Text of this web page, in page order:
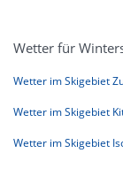
Wetter für
Wetter im Skigebiet
Wetter im Skigebiet
Wetter im Skigebiet